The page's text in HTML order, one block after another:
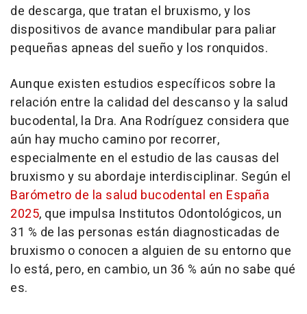
de descarga, que tratan el bruxismo, y los
dispositivos de avance mandibular para paliar
pequeñas apneas del sueño y los ronquidos.
Aunque existen estudios específicos sobre la
relación entre la calidad del descanso y la salud
bucodental, la Dra. Ana Rodríguez considera que
aún hay mucho camino por recorrer,
especialmente en el estudio de las causas del
bruxismo y su abordaje interdisciplinar. Según el
Barómetro de la salud bucodental en España
2025, que impulsa Institutos Odontológicos, un
31 % de las personas están diagnosticadas de
bruxismo o conocen a alguien de su entorno que
lo está, pero, en cambio, un 36 % aún no sabe qué
es.